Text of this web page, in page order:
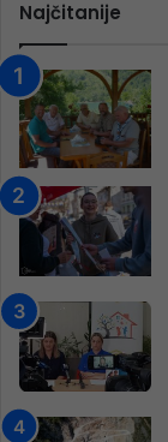
Najčitanije